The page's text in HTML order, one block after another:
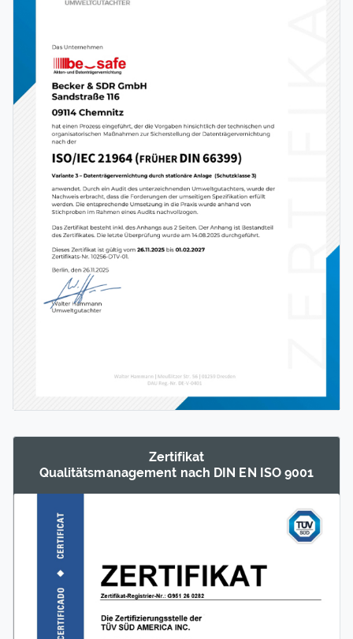
Zertifikat
Qualitäts­manage­ment nach DIN EN ISO 9001